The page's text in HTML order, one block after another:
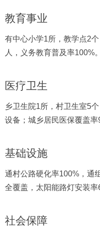
教育事业
有中心小学1所，教学点2
人，义务教育普及率100%。
医疗卫生
乡卫生院1所，村卫生室5
设备；城乡居民医保覆盖率
基础设施
通村公路硬化率100%，通
全覆盖，太阳能路灯安装率
社会保障